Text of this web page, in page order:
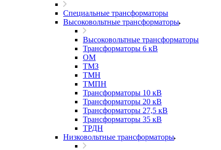
Специальные трансформаторы
Высоковольтные трансформаторы
Высоковольтные трансформаторы
Трансформаторы 6 кВ
ОМ
ТМЗ
ТМН
ТМПН
Трансформаторы 10 кВ
Трансформаторы 20 кВ
Трансформаторы 27,5 кВ
Трансформаторы 35 кВ
ТРДН
Низковольтные трансформаторы